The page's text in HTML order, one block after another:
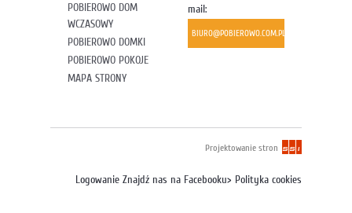
POBIEROWO DOM
WCZASOWY
POBIEROWO DOMKI
POBIEROWO POKOJE
MAPA STRONY
mail:
BIURO@POBIEROWO.COM.PL
Projektowanie stron
Logowanie Znajdź nas na Facebooku> Polityka cookies